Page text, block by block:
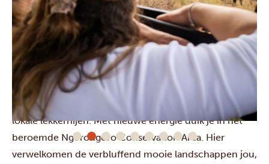
Bij Gibb’s Farm kun je ontdekken hoe koffie wordt
geplant, geoogst en geroosterd. Natuurlijk geniet je
hierna zelf ook van een kop koffie met een lunch van
lokale lekkernijen. Met nieuwe energie duik je in het
beroemde Ngorongoro Conservation Area. Hier
verwelkomen de verbluffend mooie landschappen jou,